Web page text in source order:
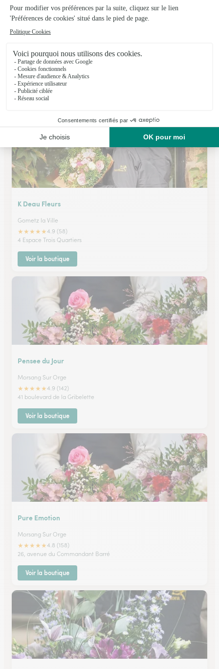
Bondoufle
★★★★★4.4 (54)
C.Cial des 3 parts
Voir la boutique
K Deau Fleurs
Gometz la Ville
★★★★★4.9 (58)
4 Espace Trois Quartiers
Voir la boutique
Pensee du Jour
Morsang Sur Orge
★★★★★4.9 (142)
41 boulevard de la Gribelette
Voir la boutique
Pure Emotion
Morsang Sur Orge
★★★★★4.8 (158)
26, avenue du Commandant Barré
Voir la boutique